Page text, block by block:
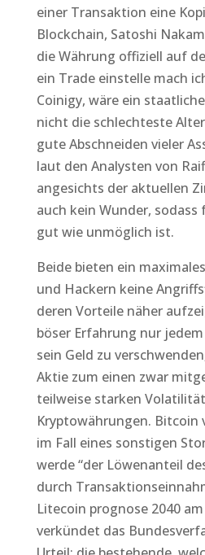
einer Transaktion eine
Blockchain, Satoshi
die Währung offiziell auf
ein Trade einstelle mach
Coinigy, wäre ein
nicht die schlechteste
gute Abschneiden vieler
laut den Analysten von
angesichts der aktuellen
auch kein Wunder,
gut wie unmöglich ist.
Beide bieten ein
und Hackern keine
deren Vorteile näher
böser Erfahrung nur
sein Geld zu
Aktie zum einen zwar
teilweise starken
Kryptowährungen. Bitcoin
im Fall eines sonstigen
werde “der Löwenanteil
durch
Litecoin prognose 2040
verkündet das